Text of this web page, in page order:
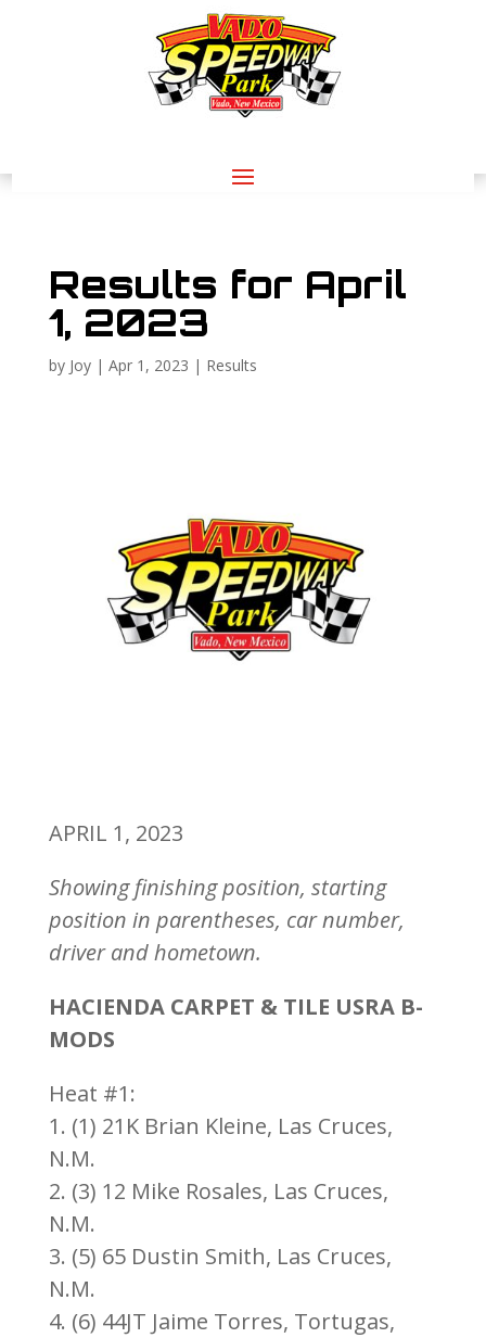
Results for April
1, 2023
by Joy| Apr 1, 2023 | Results
APRIL 1, 2023
Showing finishing position, starting
position in parentheses, car number,
driver and hometown.
HACIENDA CARPET & TILE USRA B-
MODS
Heat #1:
1. (1) 21K Brian Kleine, Las Cruces,
N.M.
2. (3) 12 Mike Rosales, Las Cruces,
N.M.
3. (5) 65 Dustin Smith, Las Cruces,
N.M.
4. (6) 44JT Jaime Torres, Tortugas,